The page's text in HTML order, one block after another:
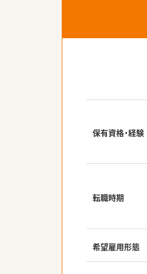
保有資格・経験
転職時期
希望雇用形態